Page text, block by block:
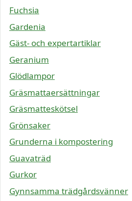
Fuchsia
Gardenia
Gäst- och expertartiklar
Geranium
Glödlampor
Gräsmattaersättningar
Gräsmatteskötsel
Grönsaker
Grunderna i kompostering
Guavaträd
Gurkor
Gynnsamma trädgårdsvänner